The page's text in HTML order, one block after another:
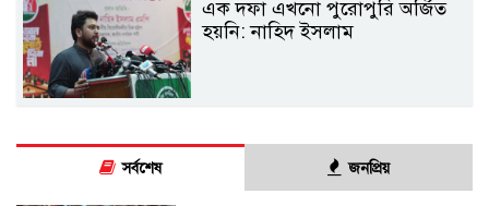
এক দফা এখনো পুরোপুরি অর্জিত
হয়নি: নাহিদ ইসলাম
সর্বশেষ জনপ্রিয়